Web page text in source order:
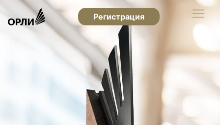
Регистрация